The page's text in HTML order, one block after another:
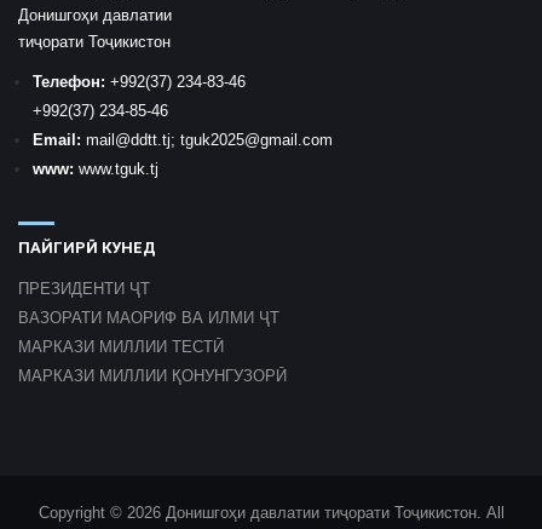
Донишгоҳи давлатии
тиҷорати Тоҷикистон
Телефон: +992(37) 234-83-46
+992(37) 234-85-46
Email: mail @ddtt.tj; tguk2025@gmail.com
www: www.tguk.tj
ПАЙГИРӢ КУНЕД
ПРЕЗИДЕНТИ ҶТ
ВАЗОРАТИ МАОРИФ ВА ИЛМИ ҶТ
МАРКАЗИ МИЛЛИИ ТЕСТӢ
МАРКАЗИ МИЛЛИИ ҚОНУНГУЗОРӢ
Copyright © 2026 Донишгоҳи давлатии тиҷорати Тоҷикистон. All